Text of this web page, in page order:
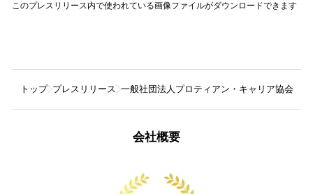
このプレスリリース内で使われている画像ファイルがダウンロードできます
トップ プレスリリース 一般社団法人プロティアン・キャリア協会
会社概要